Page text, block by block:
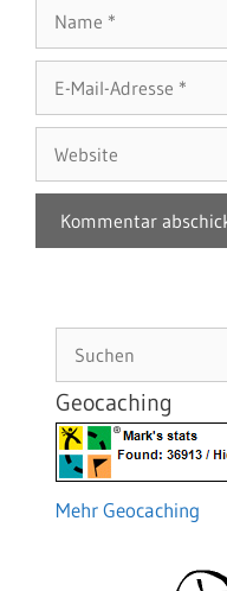
Mail-
Adresse
Geocaching
Mehr Geocaching